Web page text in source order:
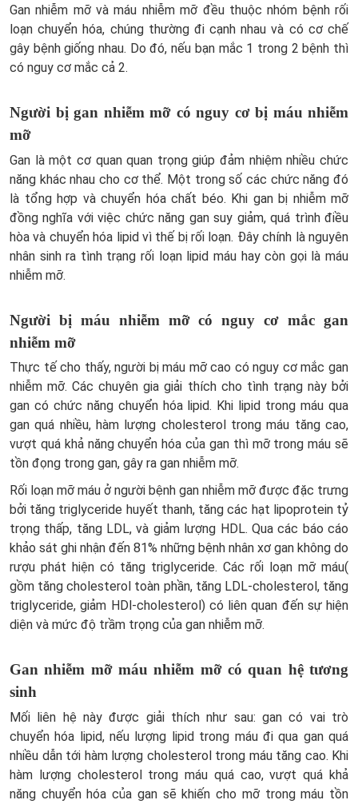
Gan nhiễm mỡ và máu nhiễm mỡ đều thuộc nhóm bệnh rối
loạn chuyển hóa, chúng thường đi cạnh nhau và có cơ chế
gây bệnh giống nhau. Do đó, nếu bạn mắc 1 trong 2 bệnh thì
có nguy cơ mắc cả 2.
Người bị gan nhiễm mỡ có nguy cơ bị máu nhiễm
mỡ
Gan là một cơ quan quan trọng giúp đảm nhiệm nhiều chức
năng khác nhau cho cơ thể. Một trong số các chức năng đó
là tổng hợp và chuyển hóa chất béo. Khi gan bị nhiễm mỡ
đồng nghĩa với việc chức năng gan suy giảm, quá trình điều
hòa và chuyển hóa lipid vì thế bị rối loạn. Đây chính là nguyên
nhân sinh ra tình trạng rối loạn lipid máu hay còn gọi là máu
nhiễm mỡ.
Người bị máu nhiễm mỡ có nguy cơ mắc gan
nhiễm mỡ
Thực tế cho thấy, người bị máu mỡ cao có nguy cơ mắc gan
nhiễm mỡ. Các chuyên gia giải thích cho tình trạng này bởi
gan có chức năng chuyển hóa lipid. Khi lipid trong máu qua
gan quá nhiều, hàm lượng cholesterol trong máu tăng cao,
vượt quá khả năng chuyển hóa của gan thì mỡ trong máu sẽ
tồn đọng trong gan, gây ra gan nhiễm mỡ.
Rối loạn mỡ máu ở người bệnh gan nhiễm mỡ được đặc trưng
bởi tăng triglyceride huyết thanh, tăng các hạt lipoprotein tỷ
trọng thấp, tăng LDL, và giảm lượng HDL. Qua các báo cáo
khảo sát ghi nhận đến 81% những bệnh nhân xơ gan không do
rượu phát hiện có tăng triglyceride. Các rối loạn mỡ máu(
gồm tăng cholesterol toàn phần, tăng LDL-cholesterol, tăng
triglyceride, giảm HDl-cholesterol) có liên quan đến sự hiện
diện và mức độ trầm trọng của gan nhiễm mỡ.
Gan nhiễm mỡ máu nhiễm mỡ có quan hệ tương
sinh
Mối liên hệ này được giải thích như sau: gan có vai trò
chuyển hóa lipid, nếu lượng lipid trong máu đi qua gan quá
nhiều dẫn tới hàm lượng cholesterol trong máu tăng cao. Khi
hàm lượng cholesterol trong máu quá cao, vượt quá khả
năng chuyển hóa của gan sẽ khiến cho mỡ trong máu tồn